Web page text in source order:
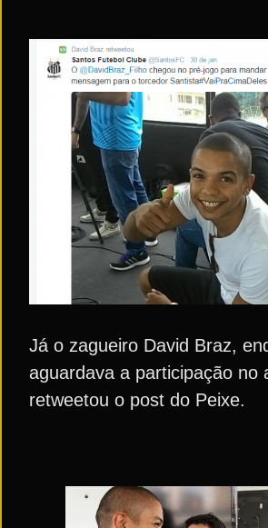
Já o zagueiro David Braz,
aguardava a participação no
retweetou o post do Peixe.